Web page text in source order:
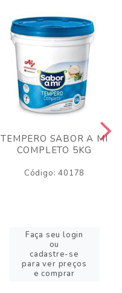
TEMPERO SABOR A MI
COMPLETO 5KG
Código: 40178
Faça seu login
ou
cadastre-se
para ver preços
e comprar